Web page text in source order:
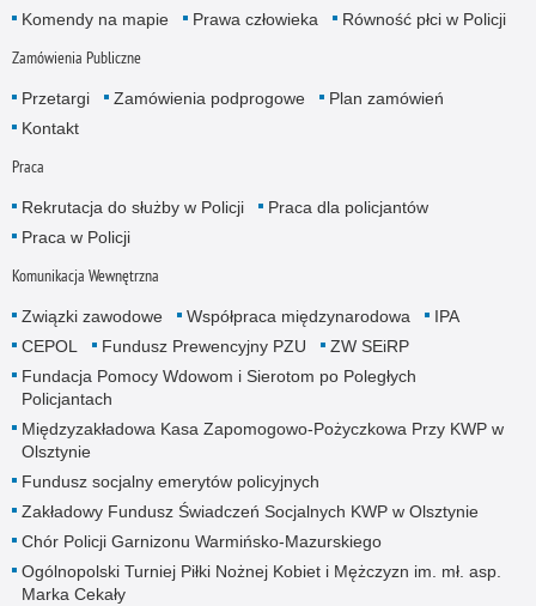
Komendy na mapie
Prawa człowieka Równość płci w Policji
Zamówienia Publiczne
Przetargi Zamówienia podprogowe
Plan zamówień
Kontakt
Praca
Rekrutacja do służby w Policji
Praca dla policjantów
Praca w Policji
Komunikacja Wewnętrzna
Związki zawodowe Współpraca międzynarodowa
IPA
CEPOL
Fundusz Prewencyjny PZU
ZW SEiRP
Fundacja Pomocy Wdowom i Sierotom po Poległych
Policjantach
Międzyzakładowa Kasa Zapomogowo-Pożyczkowa Przy KWP w
Olsztynie
Fundusz socjalny emerytów policyjnych
Zakładowy Fundusz Świadczeń Socjalnych KWP w Olsztynie
Chór Policji Garnizonu Warmińsko-Mazurskiego
Ogólnopolski Turniej Piłki Nożnej Kobiet i Mężczyzn im. mł. asp.
Marka Cekały